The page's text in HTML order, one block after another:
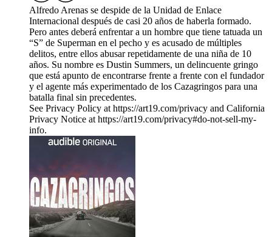
Alfredo Arenas se despide de la Unidad de Enlace
Internacional después de casi 20 años de haberla formado.
Pero antes deberá enfrentar a un hombre que tiene tatuada un
“S” de Superman en el pecho y es acusado de múltiples
delitos, entre ellos abusar repetidamente de una niña de 10
años. Su nombre es Dustin Summers, un delincuente gringo
que está apunto de encontrarse frente a frente con el fundador
y el agente más experimentado de los Cazagringos para una
batalla final sin precedentes.
See Privacy Policy at https://art19.com/privacy and California
Privacy Notice at https://art19.com/privacy#do-not-sell-my-
info.